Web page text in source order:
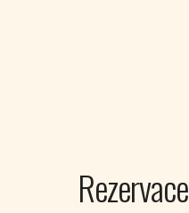
Rezervace